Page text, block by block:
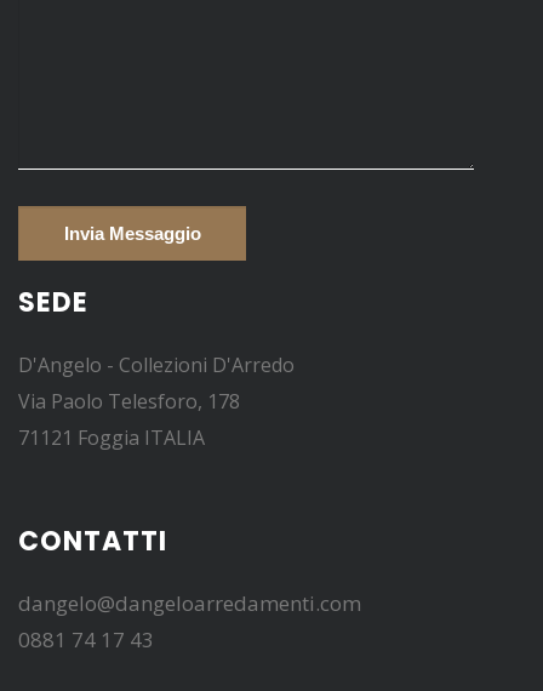
SEDE
D'Angelo - Collezioni D'Arredo
Via Paolo Telesforo, 178
71121 Foggia ITALIA
CONTATTI
dangelo@dangeloarredamenti.com
0881 74 17 43